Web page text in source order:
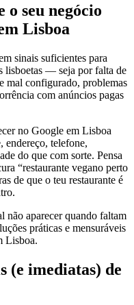
o seu negócio
Lisboa
sinais suficientes para
lisboetas — seja por falta de
mal configurado, problemas
com anúncios pagas
no Google em Lisboa
endereço, telefone,
do que com sorte. Pensa
“restaurante vegano perto
de que o teu restaurante é
não aparecer quando faltam
práticas e mensuráveis
Lisboa.
(e imediatas) de